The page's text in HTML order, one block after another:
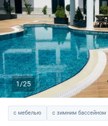
1/25
с мебелью с зимним бассейном